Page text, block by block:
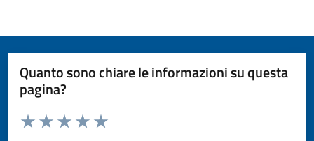
Quanto sono chiare le informazioni su questa
pagina?
Valuta da 1 a 5 stelle la pagina